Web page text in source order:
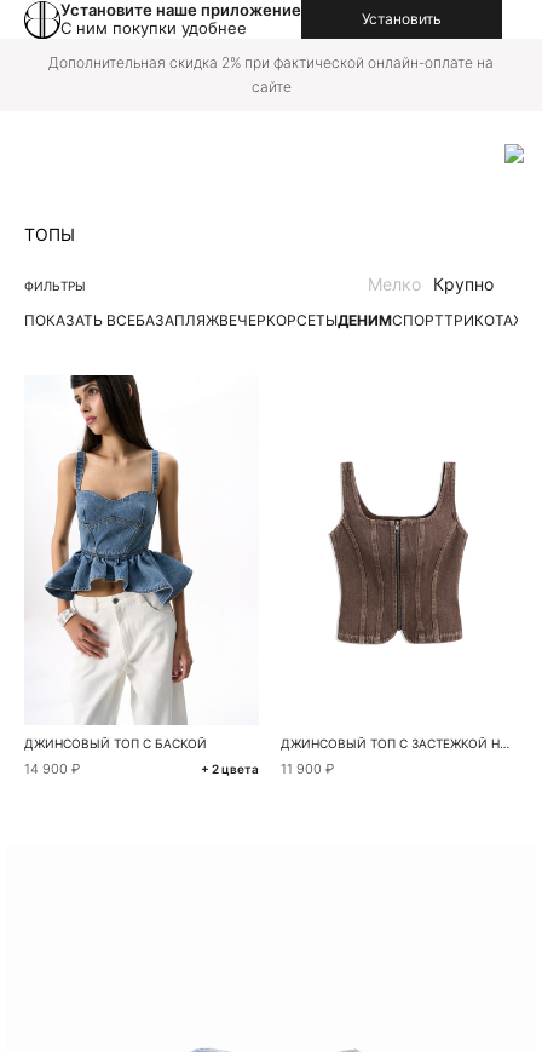
Установите наше приложение
С ним покупки удобнее
Установить
Дополнительная скидка 2% при фактической онлайн-оплате на
сайте
ТОПЫ
ФИЛЬТРЫ
ПОКАЗАТЬ ВСЕБАЗАПЛЯЖВЕЧЕРКОРСЕТЫДЕНИМСПОРТ
Мелко Крупно
ДЖИНСОВЫЙ ТОП С БАСКОЙ
14 900 ₽ + 2 цвета
ДЖИНСОВЫЙ ТОП С ЗАСТЕЖКОЙ НА МОЛНИЮ
11 900 ₽